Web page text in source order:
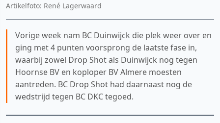
Artikelfoto: René Lagerwaard
Vorige week nam BC Duinwijck die plek weer over en
ging met 4 punten voorsprong de laatste fase in,
waarbij zowel Drop Shot als Duinwijck nog tegen
Hoornse BV en koploper BV Almere moesten
aantreden. BC Drop Shot had daarnaast nog de
wedstrijd tegen BC DKC tegoed.